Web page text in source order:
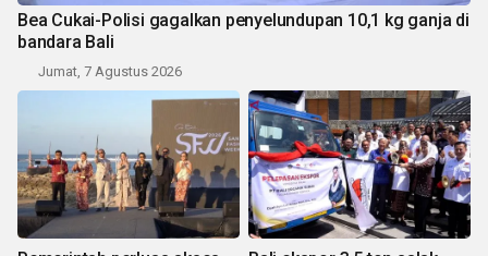
Bea Cukai-Polisi gagalkan penyelundupan 10,1 kg ganja di
bandara Bali
Jumat, 7 Agustus 2026